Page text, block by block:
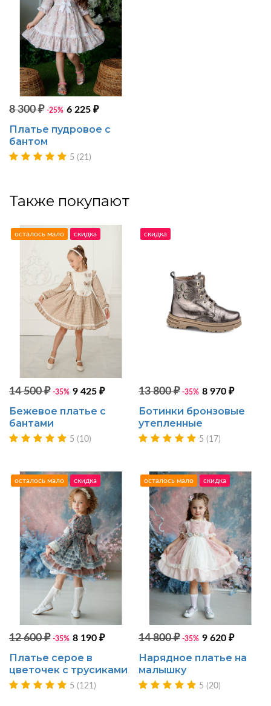
8 300 ₽ -25% 6 225 ₽
Платье пудровое с
бантом
5 (21)
Также покупают
осталось мало скидка
14 500 ₽ -35% 9 425 ₽
Бежевое платье с
бантами
5 (10)
скидка
13 800 ₽ -35% 8 970 ₽
Ботинки бронзовые
утепленные
5 (17)
осталось мало скидка
12 600 ₽ -35% 8 190 ₽
Платье серое в
цветочек с трусиками
5 (121)
осталось мало скидка
14 800 ₽ -35% 9 620 ₽
Нарядное платье на
малышку
5 (20)